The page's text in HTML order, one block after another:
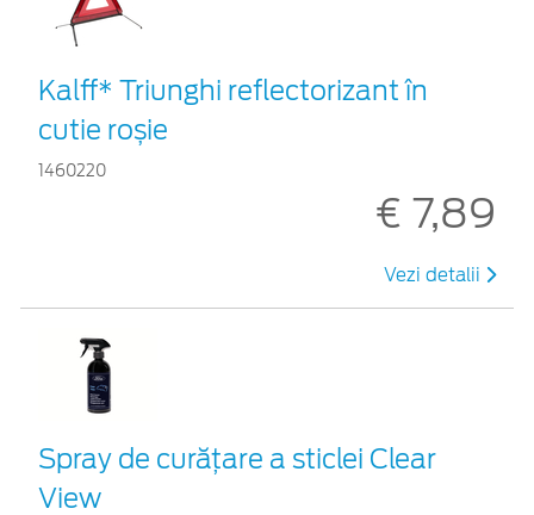
Kalff* Triunghi reflectorizant în
cutie roșie
1460220
€ 7,89
Vezi detalii
Spray de curățare a sticlei Clear
View